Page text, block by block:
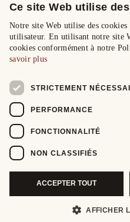
Ce site Web utilise
Notre site Web utilise des
utilisateur. En utilisant notre site
cookies conformément à notre
savoir plus
STRICTEMENT
PERFORMANCE
FONCTIONNALITÉ
NON CLASSIFIÉS
ACCEPTER TOUT
AFFICHER